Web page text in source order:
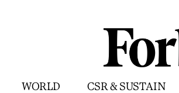
WORLD CSR & SUSTAIN